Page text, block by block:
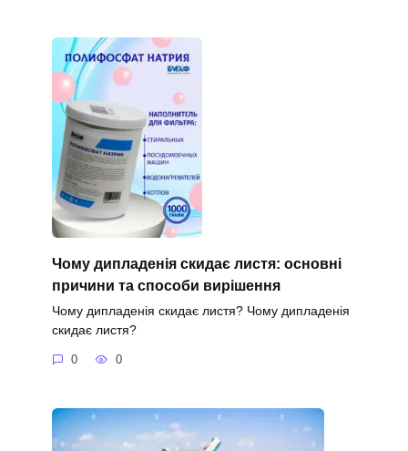
Чому дипладенія скидає листя: основні
причини та способи вирішення
Чому дипладенія скидає листя? Чому дипладенія
скидає листя?
0 0